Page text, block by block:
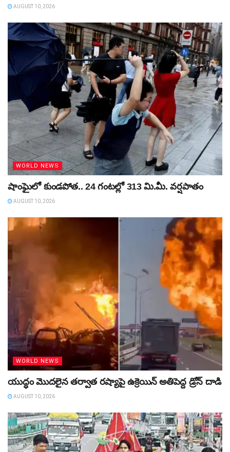
AUGUST 10, 2026
WORLD NEWS
షాంఘైలో కుండపోత.. 24 గంటల్లో 313 మి.మీ. వర్షపాతం
AUGUST 10, 2026
WORLD NEWS
యుద్ధం మొదలైన తర్వాత రష్యాపై ఉక్రెయిన్‌ అతిపెద్ద డ్రోన్‌ దాడి
AUGUST 10, 2026